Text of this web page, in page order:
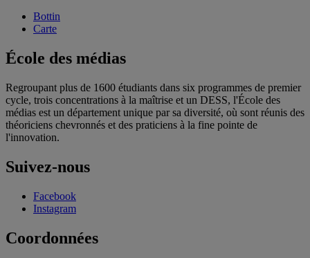
Bottin
Carte
École des médias
Regroupant plus de 1600 étudiants dans six programmes de premier
cycle, trois concentrations à la maîtrise et un DESS, l'École des
médias est un département unique par sa diversité, où sont réunis des
théoriciens chevronnés et des praticiens à la fine pointe de
l'innovation.
Suivez-nous
Facebook
Instagram
Coordonnées